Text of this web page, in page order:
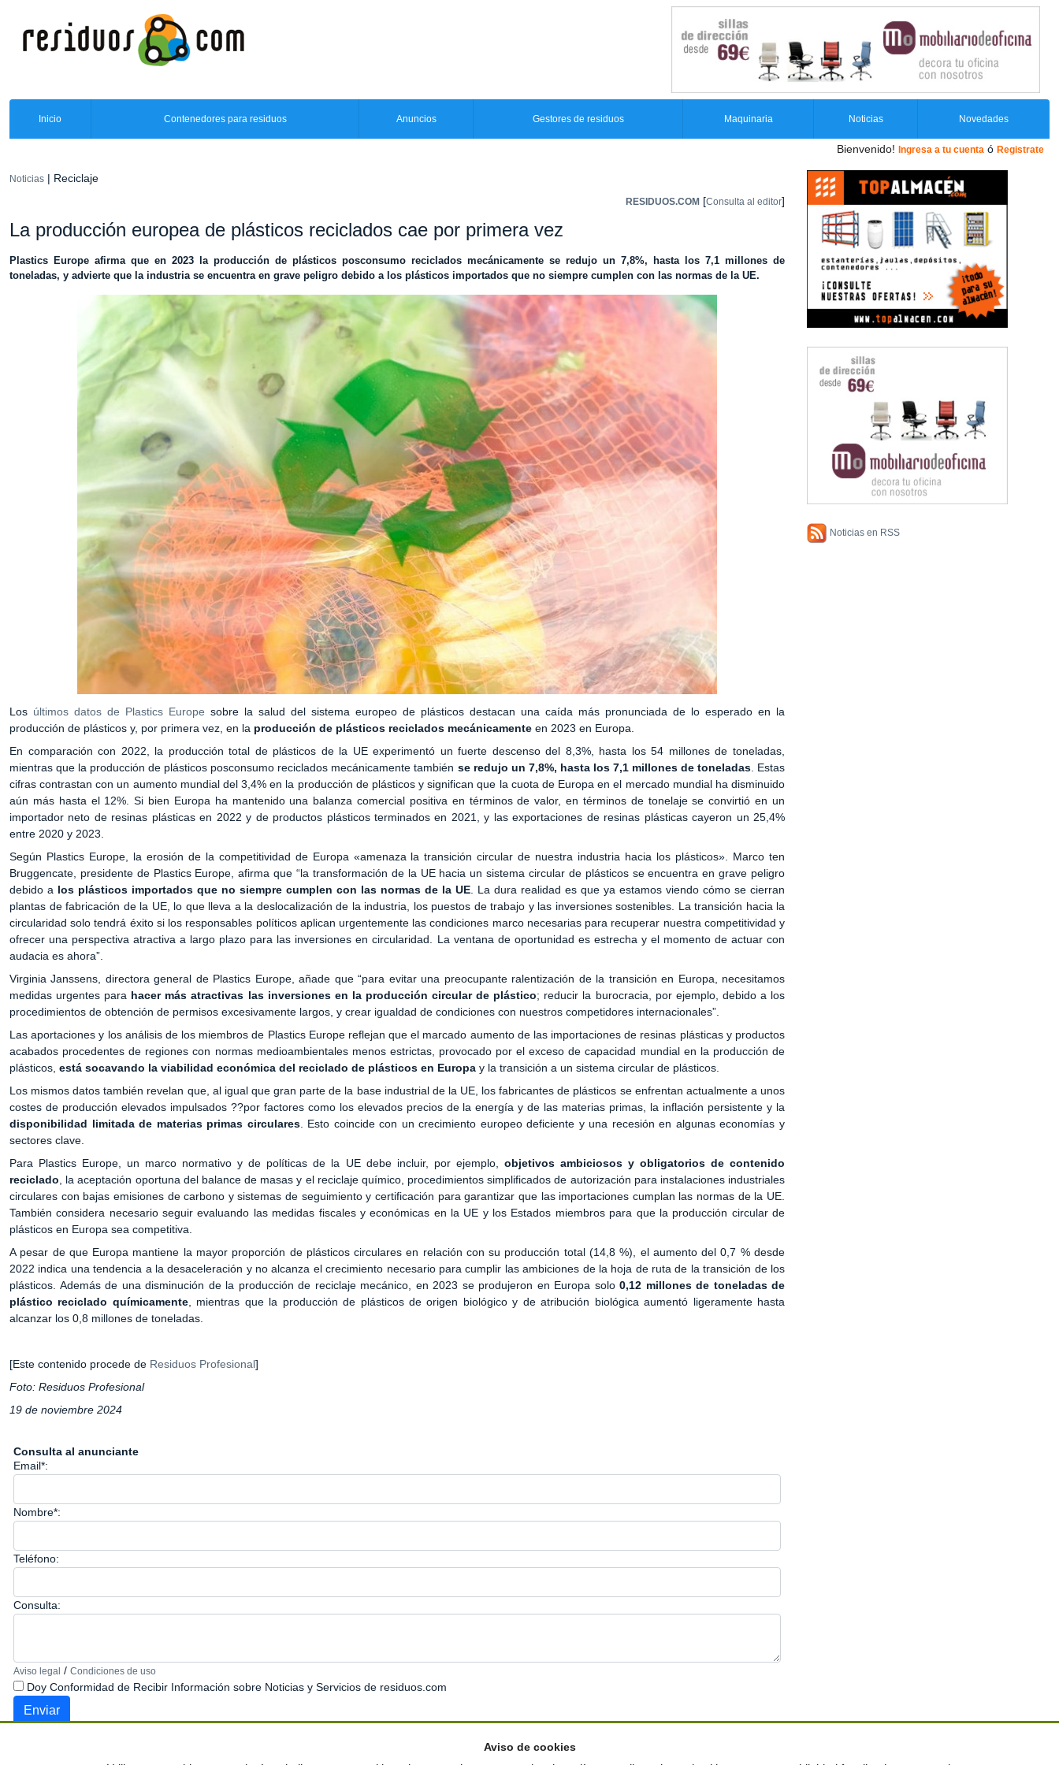
Inicio Contenedores para residuos Anuncios Gestores de residuos Maquinaria Noticias Novedades
Bienvenido! Ingresa a tu cuenta ó Registrate
Noticias | Reciclaje
RESIDUOS.COM [Consulta al editor]
La producción europea de plásticos reciclados cae por primera vez
Plastics Europe afirma que en 2023 la producción de plásticos posconsumo reciclados mecánicamente se redujo un 7,8%, hasta los 7,1 millones de
toneladas, y advierte que la industria se encuentra en grave peligro debido a los plásticos importados que no siempre cumplen con las normas de la UE.
Los últimos datos de Plastics Europe sobre la salud del sistema europeo de plásticos destacan una caída más pronunciada de lo esperado en la
producción de plásticos y, por primera vez, en la producción de plásticos reciclados mecánicamente en 2023 en Europa.
En comparación con 2022, la producción total de plásticos de la UE experimentó un fuerte descenso del 8,3%, hasta los 54 millones de toneladas,
mientras que la producción de plásticos posconsumo reciclados mecánicamente también se redujo un 7,8%, hasta los 7,1 millones de toneladas. Estas
cifras contrastan con un aumento mundial del 3,4% en la producción de plásticos y significan que la cuota de Europa en el mercado mundial ha disminuido
aún más hasta el 12%. Si bien Europa ha mantenido una balanza comercial positiva en términos de valor, en términos de tonelaje se convirtió en un
importador neto de resinas plásticas en 2022 y de productos plásticos terminados en 2021, y las exportaciones de resinas plásticas cayeron un 25,4%
entre 2020 y 2023.
Según Plastics Europe, la erosión de la competitividad de Europa «amenaza la transición circular de nuestra industria hacia los plásticos». Marco ten
Bruggencate, presidente de Plastics Europe, afirma que “la transformación de la UE hacia un sistema circular de plásticos se encuentra en grave peligro
debido a los plásticos importados que no siempre cumplen con las normas de la UE . La dura realidad es que ya estamos viendo cómo se cierran
plantas de fabricación de la UE, lo que lleva a la deslocalización de la industria, los puestos de trabajo y las inversiones sostenibles. La transición hacia la
circularidad solo tendrá éxito si los responsables políticos aplican urgentemente las condiciones marco necesarias para recuperar nuestra competitividad y
ofrecer una perspectiva atractiva a largo plazo para las inversiones en circularidad. La ventana de oportunidad es estrecha y el momento de actuar con
audacia es ahora”.
Virginia Janssens, directora general de Plastics Europe, añade que “para evitar una preocupante ralentización de la transición en Europa, necesitamos
medidas urgentes para hacer más atractivas las inversiones en la producción circular de plástico; reducir la burocracia, por ejemplo, debido a los
procedimientos de obtención de permisos excesivamente largos, y crear igualdad de condiciones con nuestros competidores internacionales”.
Las aportaciones y los análisis de los miembros de Plastics Europe reflejan que el marcado aumento de las importaciones de resinas plásticas y productos
acabados procedentes de regiones con normas medioambientales menos estrictas, provocado por el exceso de capacidad mundial en la producción de
plásticos, está socavando la viabilidad económica del reciclado de plásticos en Europa y la transición a un sistema circular de plásticos.
Los mismos datos también revelan que, al igual que gran parte de la base industrial de la UE, los fabricantes de plásticos se enfrentan actualmente a unos
costes de producción elevados impulsados ??por factores como los elevados precios de la energía y de las materias primas, la inflación persistente y la
disponibilidad limitada de materias primas circulares. Esto coincide con un crecimiento europeo deficiente y una recesión en algunas economías y
sectores clave.
Para Plastics Europe, un marco normativo y de políticas de la UE debe incluir, por ejemplo, objetivos ambiciosos y obligatorios de contenido
reciclado , la aceptación oportuna del balance de masas y el reciclaje químico, procedimientos simplificados de autorización para instalaciones industriales
circulares con bajas emisiones de carbono y sistemas de seguimiento y certificación para garantizar que las importaciones cumplan las normas de la UE.
También considera necesario seguir evaluando las medidas fiscales y económicas en la UE y los Estados miembros para que la producción circular de
plásticos en Europa sea competitiva.
A pesar de que Europa mantiene la mayor proporción de plásticos circulares en relación con su producción total (14,8 %), el aumento del 0,7 % desde
2022 indica una tendencia a la desaceleración y no alcanza el crecimiento necesario para cumplir las ambiciones de la hoja de ruta de la transición de los
plásticos. Además de una disminución de la producción de reciclaje mecánico, en 2023 se produjeron en Europa solo 0,12 millones de toneladas de
plástico reciclado químicamente, mientras que la producción de plásticos de origen biológico y de atribución biológica aumentó ligeramente hasta
alcanzar los 0,8 millones de toneladas.
[Este contenido procede de Residuos Profesional]
Foto: Residuos Profesional
19 de noviembre 2024
Consulta al anunciante
Email*:
Nombre*:
Teléfono:
Consulta:
Aviso legal / Condiciones de uso
Doy Conformidad de Recibir Información sobre Noticias y Servicios de residuos.com
Noticias en RSS
Aviso de cookies